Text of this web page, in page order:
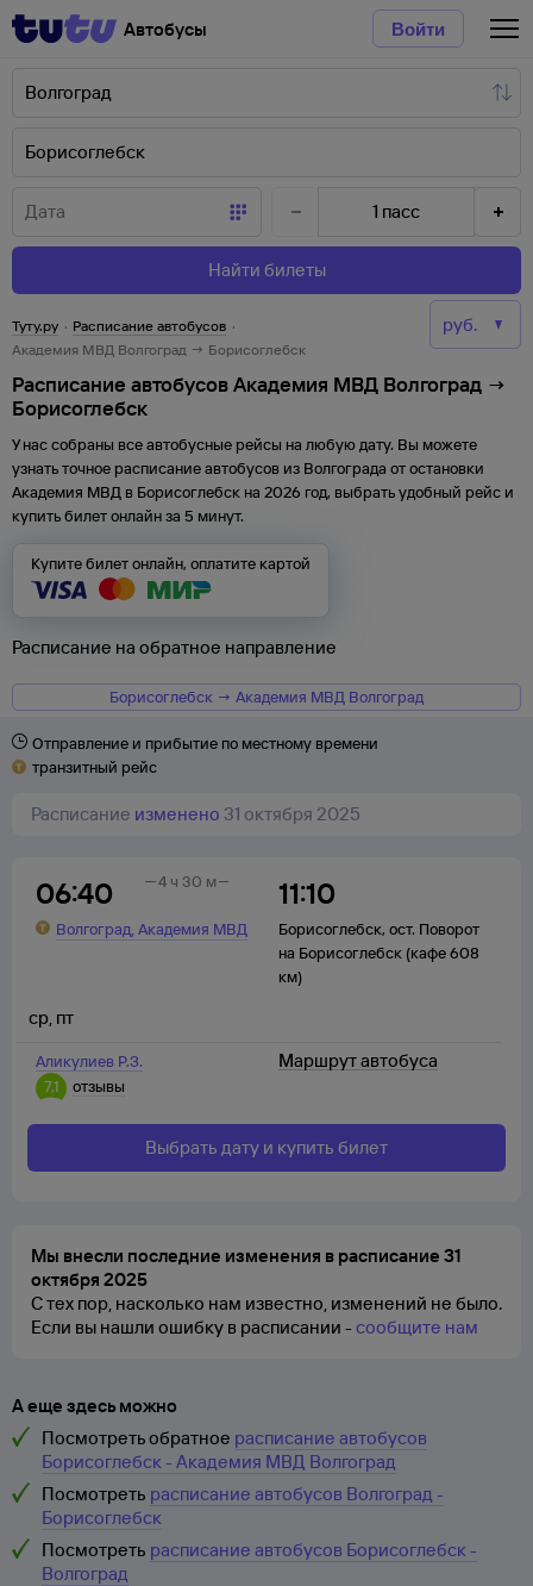
Автобусы Войти
1 пасс
Найти билеты
Туту.ру · Расписание автобусов ·
Академия МВД Волгоград → Борисоглебск
Расписание автобусов Академия МВД Волгоград →
Борисоглебск
У нас собраны все автобусные рейсы на любую дату. Вы можете
узнать точное расписание автобусов из Волгограда отостановки
Академия МВД в Борисоглебск на 2026 год, выбрать удобный рейс и
купить билет онлайн за 5 минут.
Купите билет онлайн, оплатите картой
Расписание на обратное направление
Борисоглебск → Академия МВД Волгоград
Отправление и прибытие по местному времени
транзитный рейс
Расписание изменено 31 октября 2025
06:40
Волгоград,Академия МВД
11:10
Борисоглебск, ост. Поворот
на Борисоглебск (кафе 608
км)
4 ч 30 м
Аликулиев Р.З.
7,1
отзывы
ср, пт
Маршрут автобуса
Выбрать дату и купить билет
Мы внесли последние изменения в расписание 31
октября 2025
С тех пор, насколько нам известно, изменений не было.
Если вы нашли ошибку в расписании -сообщите нам
А еще здесь можно
Посмотреть обратное расписание автобусов
Борисоглебск - Академия МВД Волгоград
Посмотреть расписание автобусов Волгоград -
Борисоглебск
Посмотреть расписание автобусов Борисоглебск -
Волгоград